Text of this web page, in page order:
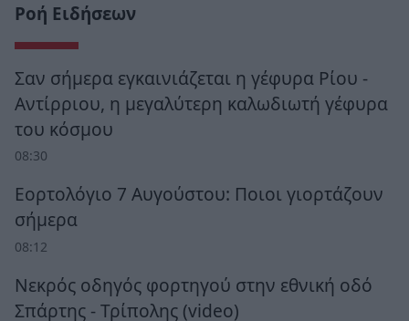
Ροή Ειδήσεων
Σαν σήμερα εγκαινιάζεται η γέφυρα Ρίου -
Αντίρριου, η μεγαλύτερη καλωδιωτή γέφυρα
του κόσμου
08:30
Εορτολόγιο 7 Αυγούστου: Ποιοι γιορτάζουν
σήμερα
08:12
Νεκρός οδηγός φορτηγού στην εθνική οδό
Σπάρτης - Τρίπολης (video)